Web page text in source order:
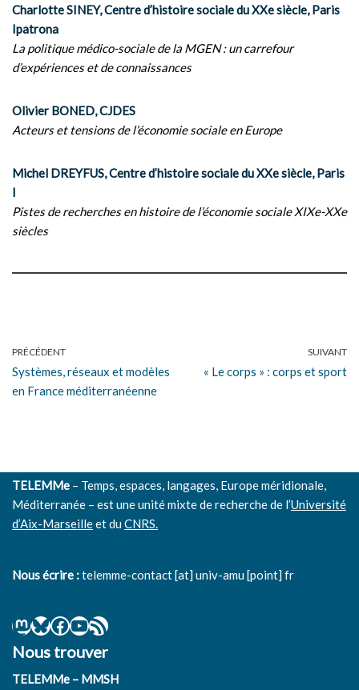
Charlotte SINEY, Centre d’histoire sociale du XXe siècle, Paris
Ipatrona
La politique médico-sociale de la MGEN : un carrefour
d’expériences et de connaissances
Olivier BONED, CJDES
Acteurs et tensions de l’économie sociale en Europe
Michel DREYFUS, Centre d’histoire sociale du XXe siècle, Paris
I
Pistes de recherches en histoire de l’économie sociale XIXe-XXe
siècles
PRÉCÉDENT
Systèmes, réseaux et modèles
en France méditerranéenne
SUIVANT
« Le corps » : corps et sport
TELEMMe – Temps, espaces, langages, Europe méridionale,
Méditerranée – est une unité mixte de recherche de l’Université
d’Aix-Marseilleet duCNRS.
Nous écrire :telemme-contact [at] univ-amu [point] fr
Nous trouver
TELEMMe – MMSH